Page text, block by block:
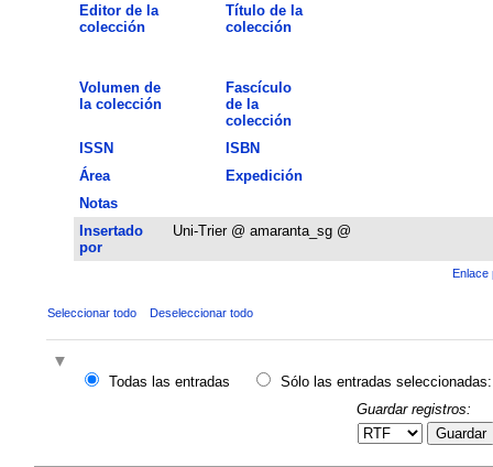
Editor de la
colección
Título de la
colección
Volumen de
la colección
Fascículo
de la
colección
ISSN
ISBN
Área
Expedición
Notas
Insertado
por
Uni-Trier @ amaranta_sg @
Enlace
Seleccionar todo Deseleccionar todo
Todas las entradas
Sólo las entradas seleccionadas:
Guardar registros:
Guardar